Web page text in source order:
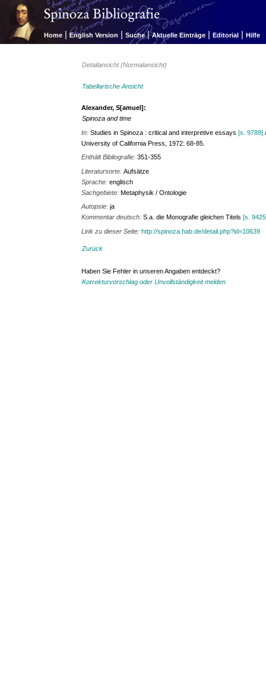
Home | English Version | Suche | Aktuelle Einträge | Editorial | Hilfe
Detailansicht (Normalansicht)
Tabellarische Ansicht
Alexander, S[amuel]:
Spinoza and time
In:Studies in Spinoza : critical and interpretive essays[s. 9789]
University of California Press, 1972: 68-85.
Enthält Bibliografie:351-355
Literatursorte:Aufsätze
Sprache:englisch
Sachgebiete:Metaphysik / Ontologie
Autopsie:ja
Kommentar deutsch:S.a. die Monografie gleichen Titels[s.
Link zu dieser Seite:http://spinoza.hab.de/detail.php?id=10639
Zurück
Haben Sie Fehler in unseren Angaben entdeckt?
Korrekturvorschlag oder Unvollständigkeit melden